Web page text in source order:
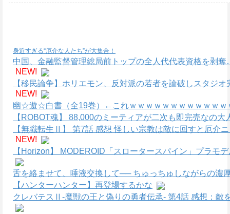
身近すぎる“厄介な人たち”が大集合！
中国、金融監督管理総局前トップの全人代代表資格を剥
NEW!
【移民論争】ホリエモン、反対派の若者を論破しスタジ
NEW!
幽☆遊☆白書（全19巻）←これｗｗｗｗｗｗｗｗｗｗｗｗ
【ROBOT魂】 88,000のミーティアが二次も即完売なの
【無職転生Ⅱ】 第7話 感想 怪しい宗教は敵に回すと厄介
NEW!
【Horizon】 MODEROID「スロータースパイン」プラモ
舌を絡ませて、唾液交換して── ちゅっちゅしながらの濃
【ハンターハンター】再登場するかな
クレバテスⅡ-魔獣の王と偽りの勇者伝承- 第4話 感想：敵